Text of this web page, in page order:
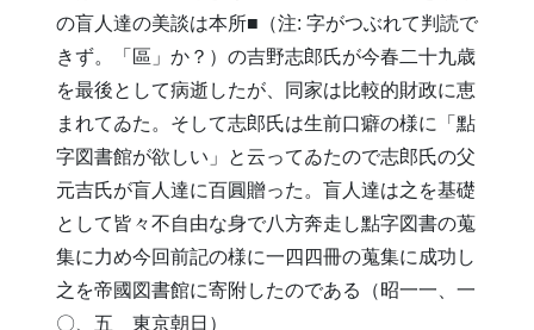
の盲人達の美談は本所■（注: 字がつぶれて判読で
きず。「區」か？）の吉野志郎氏が今春二十九歳
を最後として病逝したが、同家は比較的財政に恵
まれてゐた。そして志郎氏は生前口癖の様に「點
字図書館が欲しい」と云ってゐたので志郎氏の父
元吉氏が盲人達に百圓贈った。盲人達は之を基礎
として皆々不自由な身で八方奔走し點字図書の蒐
集に力め今回前記の様に一四四冊の蒐集に成功し
之を帝國図書館に寄附したのである（昭一一、一
〇、五 東京朝日）